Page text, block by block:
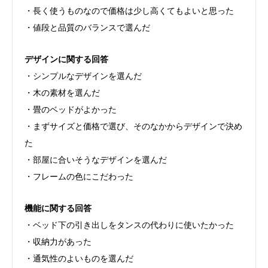
・長く使うものなので価格は少し高くてもよいと思った
・値段と品質のバランスで選んだ
デザインに関する回答
・シンプルなデザインを選んだ
・木の素材を選んだ
・畳のベッドがよかった
・まずサイズと価格で選び、そのなかからデザインで決め
た
・部屋に合いそうなデザインを選んだ
・フレームの色にこだわった
機能に関する回答
・ベッド下の引き出しをタンスの代わりに使いたかった
・収納力があった
・通気性のよいものを選んだ